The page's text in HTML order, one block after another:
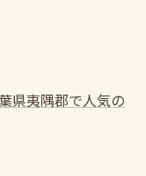
県夷隅郡で人気の